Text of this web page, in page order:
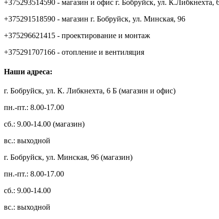
+375293514590 - магазин и офис г. Бобруйск, ул. К.Либкнехта,
+375291518590 - магазин г. Бобруйск, ул. Минская, 96
+375296621415 - проектирование и монтаж
+375291707166 - отопление и вентиляция
Наши адреса:
г. Бобруйск, ул. К. Либкнехта, 6 Б (магазин и офис)
пн.-пт.: 8.00-17.00
сб.: 9.00-14.00 (магазин)
вс.: выходной
г. Бобруйск, ул. Минская, 96 (магазин)
пн.-пт.: 8.00-17.00
сб.: 9.00-14.00
вс.: выходной